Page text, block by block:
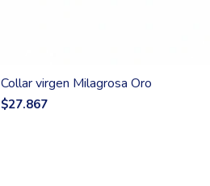
Collar virgen Milagrosa Oro
$27.867